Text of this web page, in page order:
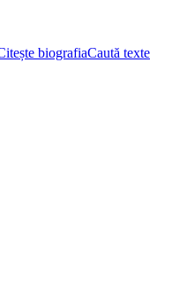
biografiaCaută texte